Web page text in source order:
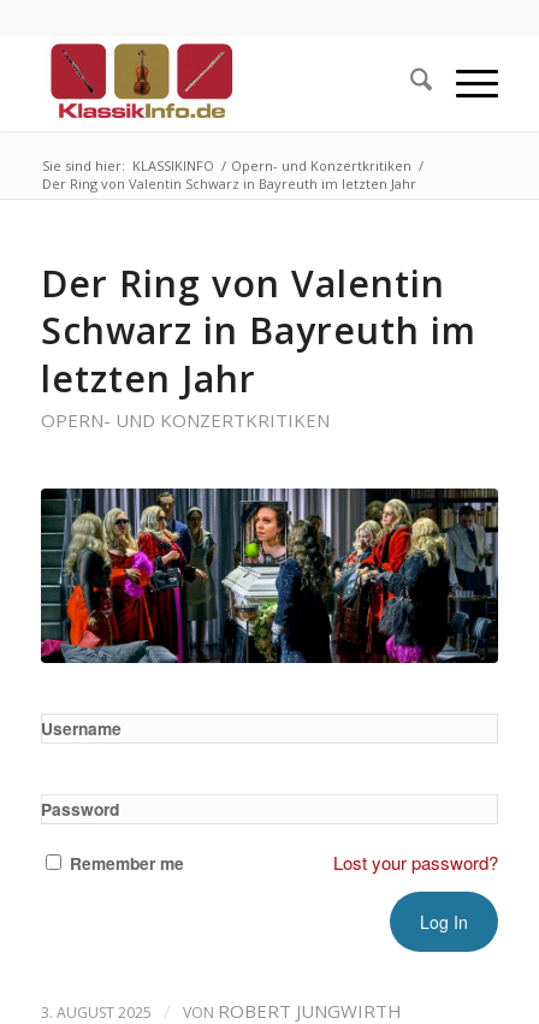
Sie sind hier: KLASSIKINFO / Opern- und Konzertkritiken /
Der Ring von Valentin Schwarz in Bayreuth im letzten Jahr
Der Ring von Valentin
Schwarz in Bayreuth im
letzten Jahr
OPERN- UND KONZERTKRITIKEN
Username
Password
Remember me Lost your password?
3. AUGUST 2025 / VON ROBERT JUNGWIRTH